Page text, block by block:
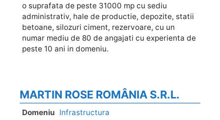
o suprafata de peste 31000 mp cu sediu
administrativ, hale de productie, depozite, statii
betoane, silozuri ciment, rezervoare, cu un
numar mediu de 80 de angajati cu experienta de
peste 10 ani in domeniu.
MARTIN ROSE ROMÂNIA S.R.L.
Domeniu Infrastructura